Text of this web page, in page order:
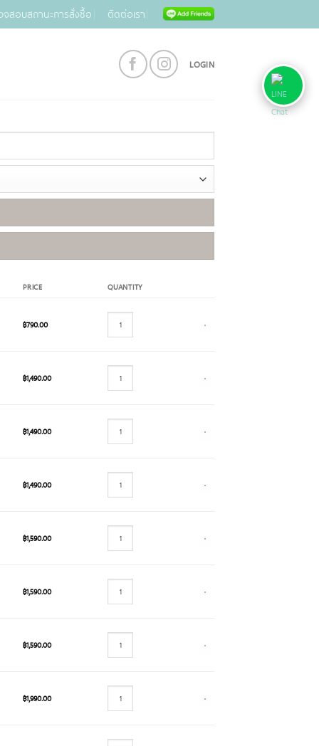
จสอบสถานะการสั่งซื้อ ติดต่อเรา
LOGIN
PRICE QUANTITY
฿790.00
฿1,490.00
฿1,490.00
฿1,490.00
฿1,590.00
฿1,590.00
฿1,590.00
฿1,990.00